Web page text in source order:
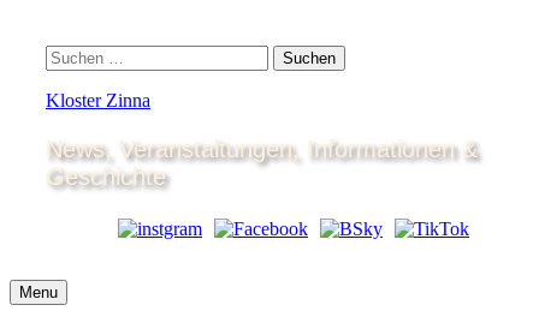
contentSearch
Suchen
nach:
Kloster Zinna
News, Veranstaltungen, Informationen &
Geschichte
Menu